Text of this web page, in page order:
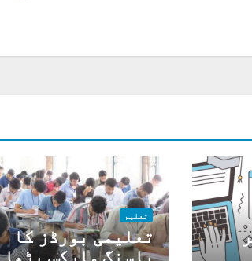
تعلیم
تعلیمی بورڈز کا
پاسنگ مارکس